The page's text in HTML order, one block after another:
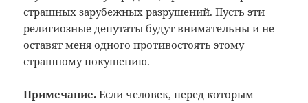
страшных зарубежных разрушений. Пусть эти
религиозные депутаты будут внимательны и не
оставят меня одного противостоять этому
страшному покушению.
Примечание. Если человек, перед которым